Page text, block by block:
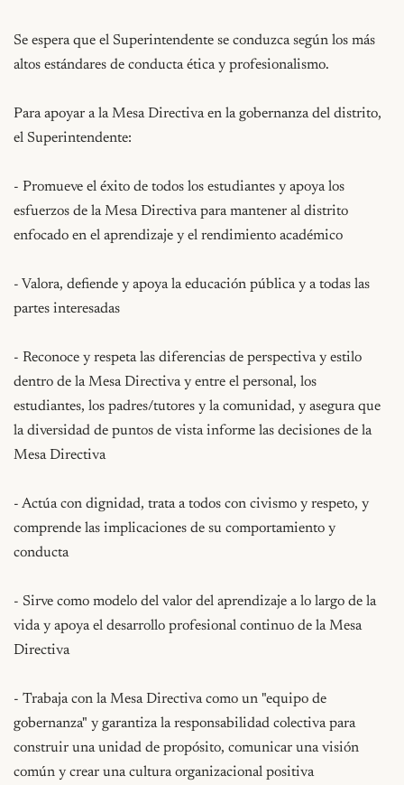
Se espera que el Superintendente se conduzca según los más
altos estándares de conducta ética y profesionalismo.
Para apoyar a la Mesa Directiva en la gobernanza del distrito,
el Superintendente:
- Promueve el éxito de todos los estudiantes y apoya los
esfuerzos de la Mesa Directiva para mantener al distrito
enfocado en el aprendizaje y el rendimiento académico
- Valora, defiende y apoya la educación pública y a todas las
partes interesadas
- Reconoce y respeta las diferencias de perspectiva y estilo
dentro de la Mesa Directiva y entre el personal, los
estudiantes, los padres/tutores y la comunidad, y asegura que
la diversidad de puntos de vista informe las decisiones de la
Mesa Directiva
- Actúa con dignidad, trata a todos con civismo y respeto, y
comprende las implicaciones de su comportamiento y
conducta
- Sirve como modelo del valor del aprendizaje a lo largo de la
vida y apoya el desarrollo profesional continuo de la Mesa
Directiva
- Trabaja con la Mesa Directiva como un "equipo de
gobernanza" y garantiza la responsabilidad colectiva para
construir una unidad de propósito, comunicar una visión
común y crear una cultura organizacional positiva